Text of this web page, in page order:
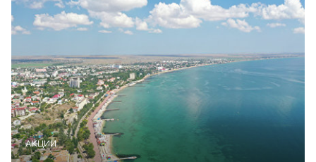
АКЦИИ